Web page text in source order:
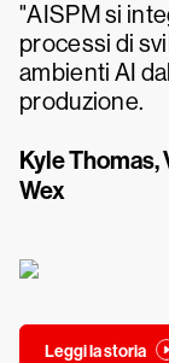
"AISPM si
processi di
ambienti AI
produzione.
Kyle Thomas,
Wex
Leggi la storia